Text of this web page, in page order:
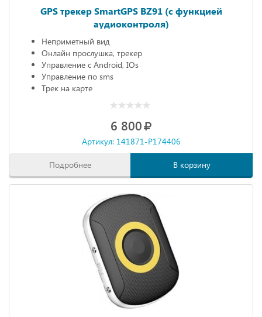
GPS трекер SmartGPS BZ91 (с функцией
аудиоконтроля)
Неприметный вид
Онлайн прослушка, трекер
Управление с Android, IOs
Управление по sms
Трек на карте
6 800
Артикул: 141871-P174406
Подробнее В корзину